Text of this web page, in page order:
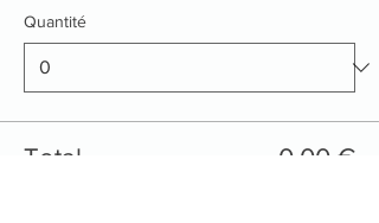
Quantité
Total 0,00 €